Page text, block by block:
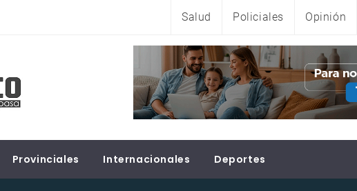
Salud Policiales Opinión
Provinciales Internacionales Deportes